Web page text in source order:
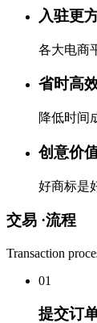
入驻更
各大电商
省时高
降低时间
创意价
好商标是
交易 ·流程
Transaction
01
提交订